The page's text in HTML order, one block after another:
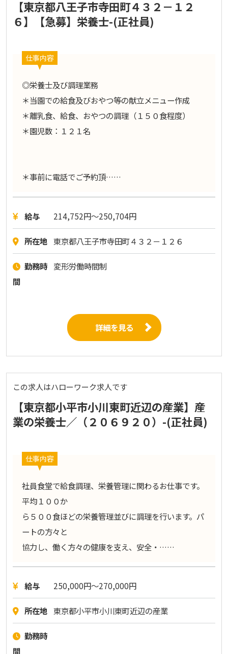
【東京都八王子市寺田町４３２－１２
６】【急募】栄養士-(正社員)
仕事内容
◎栄養士及び調理業務
＊当園での給食及びおやつ等の献立メニュー作成
＊離乳食、給食、おやつの調理（１５０食程度）
＊園児数：１２１名
＊事前に電話でご予約頂……
給与 214,752円〜250,704円
所在地 東京都八王子市寺田町４３２－１２６
勤務時
間
変形労働時間制
詳細を見る
この求人はハローワーク求人です
【東京都小平市小川東町近辺の産業】産
業の栄養士／（２０６９２０）-(正社員)
仕事内容
社員食堂で給食調理、栄養管理に関わるお仕事です。
平均１００か
ら５００食ほどの栄養管理並びに調理を行います。パ
ートの方々と
協力し、働く方々の健康を支え、安全・……
給与 250,000円〜270,000円
所在地 東京都小平市小川東町近辺の産業
勤務時
間